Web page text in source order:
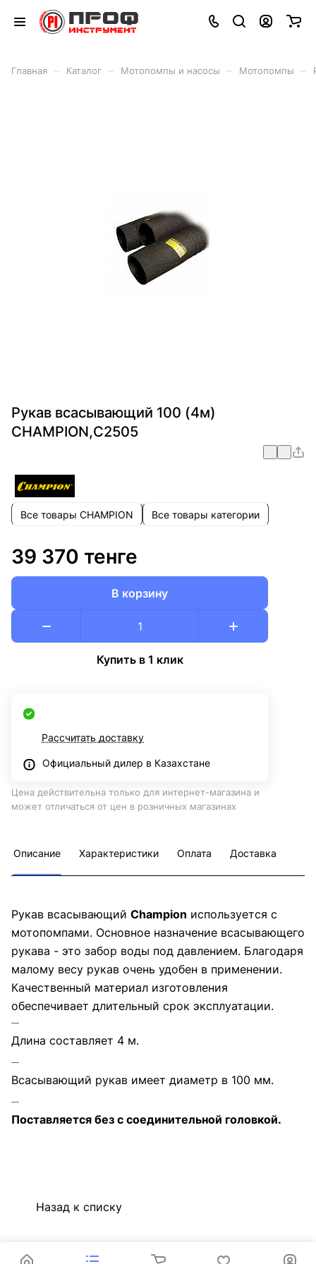
Главная Каталог Мотопомпы и насосы Мотопомпы
Рукав всасывающий 100 (4м)
CHAMPION,С2505
Все товары CHAMPION Все товары категории
39 370 тенге
В корзину
Купить в 1 клик
Рассчитать доставку
Официальный дилер в Казахстане
Цена действительна только для интернет-магазина и
может отличаться от цен в розничных магазинах
Описание Характеристики Оплата Доставка
Рукав всасывающий Champion используется с
мотопомпами. Основное назначение всасывающего
рукава - это забор воды под давлением. Благодаря
малому весу рукав очень удобен в применении.
Качественный материал изготовления
обеспечивает длительный срок эксплуатации.
Длина составляет 4 м.
Всасывающий рукав имеет диаметр в 100 мм.
Поставляется без с соединительной головкой.
Назад к списку